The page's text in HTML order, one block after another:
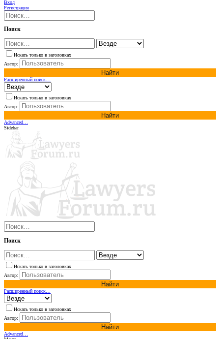
Вход
Регистрация
Поиск
Искать только в заголовках
Автор:
Найти
Расширенный поиск…
Искать только в заголовках
Автор:
Найти
Advanced…
Sidebar
Поиск
Искать только в заголовках
Автор:
Найти
Расширенный поиск…
Искать только в заголовках
Автор:
Найти
Advanced…